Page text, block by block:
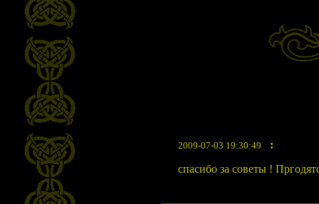
2009-07-03 19:30:49
:
спасибо за советы !